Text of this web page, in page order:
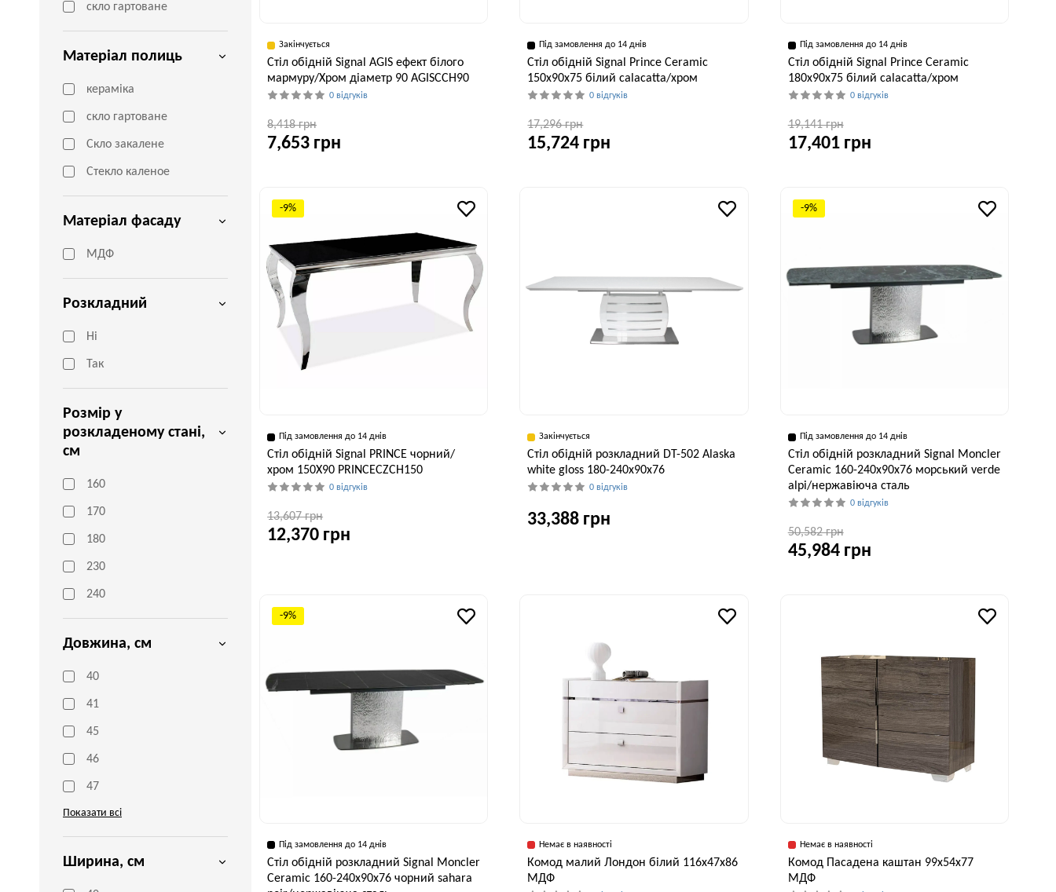
скло гартоване
Матеріал полиць
кераміка
скло гартоване
Скло закалене
Стекло каленое
Матеріал фасаду
МДФ
Розкладний
Ні
Так
Розмір у
розкладеному стані,
см
160
170
180
230
240
Довжина, см
40
41
45
46
47
Показати всі
Ширина, см
Закінчується
Стіл обідній Signal AGIS ефект білого
мармуру/Хром діаметр 90 AGISCCH90
0 відгуків
8,418 грн
7,653 грн
71 см 90 см
Під замовлення до 14 днів
Стіл обідній Signal Prince Ceramic
150x90x75 білий calacatta/хром
0 відгуків
17,296 грн
15,724 грн
75 см
Під замовлення до 14 днів
Стіл обідній Signal Prince Ceramic
180x90x75 білий calacatta/хром
0 відгуків
19,141 грн
17,401 грн
90 см 75 см
-9%
Під замовлення до 14 днів
Стіл обідній Signal PRINCE чорний/
хром 150X90 PRINCECZCH150
0 відгуків
13,607 грн
12,370 грн
Закінчується
Стіл обідній розкладний DT-502 Alaska
white gloss 180-240x90x76
0 відгуків
33,388 грн
-9%
Під замовлення до 14 днів
Стіл обідній розкладний Signal Moncler
Ceramic 160-240x90x76 морський verde
alpi/нержавіюча сталь
0 відгуків
50,582 грн
45,984 грн
76 см
-9%
Під замовлення до 14 днів
Стіл обідній розкладний Signal Moncler
Ceramic 160-240x90x76 чорний sahara
Немає в наявності
Комод малий Лондон білий 116x47x86
МДФ
Немає в наявності
Комод Пасадена каштан 99x54x77
МДФ